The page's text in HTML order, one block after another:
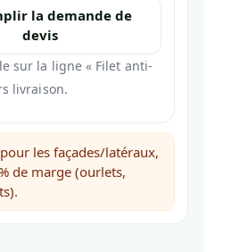
la demande de
devis
sur la ligne « Filet anti-
livraison.
pour les façades/latéraux,
de marge (ourlets,